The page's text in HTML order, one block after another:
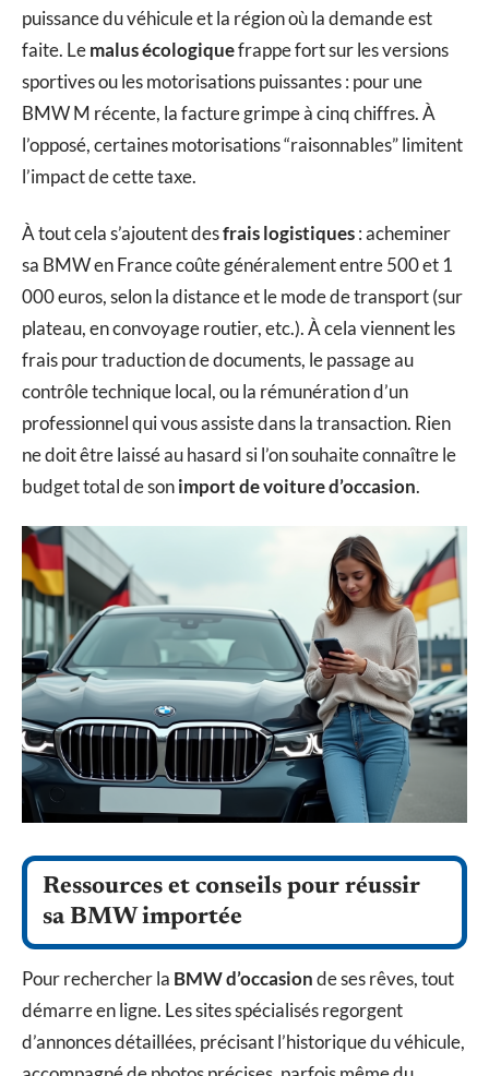
puissance du véhicule et la région où la demande est
faite. Lemalus écologiquefrappe fort sur les versions
sportives ou les motorisations puissantes : pour une
BMW M récente, la facture grimpe à cinq chiffres. À
l’opposé, certaines motorisations “raisonnables” limitent
l’impact de cette taxe.
À tout cela s’ajoutent desfrais logistiques: acheminer
sa BMW en France coûte généralement entre 500 et 1
000 euros, selon la distance et le mode de transport (sur
plateau, en convoyage routier, etc.). À cela viennent les
frais pour traduction de documents, le passage au
contrôle technique local, ou la rémunération d’un
professionnel qui vous assiste dans la transaction. Rien
ne doit être laissé au hasard si l’on souhaite connaître le
budget total de sonimport de voiture d’occasion.
Ressources et conseils pour réussir
sa BMW importée
Pour rechercher la BMW d’occasionde ses rêves, tout
démarre en ligne. Les sites spécialisés regorgent
d’annonces détaillées, précisant l’historique du véhicule,